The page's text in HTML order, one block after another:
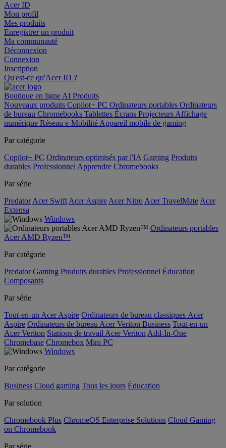
Acer ID
Mon profil
Mes produits
Enregistrer un produit
Ma communauté
Déconnexion
Connexion
Inscription
Qu'est-ce qu'Acer ID ?
Boutique en ligne AI Produits
Nouveaux produits Copilot+ PC Ordinateurs portables Ordinateurs
de bureau Chromebooks Tablettes Écrans Projecteurs Affichage
numérique Réseau e-Mobilité Appareil mobile de gaming
Par catégorie
Copilot+ PC Ordinateurs optimisés par l'IA Gaming Produits
durables Professionnel Apprendre Chromebooks
Par série
Predator Acer Swift Acer Aspire Acer Nitro Acer TravelMate Acer
Extensa
Windows
Ordinateurs portables
Acer AMD Ryzen™
Par catégorie
Predator Gaming Produits durables Professionnel Éducation
Composants
Par série
Tout-en-un Acer Aspire Ordinateurs de bureau classiques Acer
Aspire Ordinateurs de bureau Acer Veriton Business Tout-en-un
Acer Veriton Stations de travail Acer Veriton Add-In-One
Chromebase Chromebox Mini PC
Windows
Par catégorie
Business Cloud gaming Tous les jours Éducation
Par solution
Chromebook Plus ChromeOS Enterprise Solutions Cloud Gaming
on Chromebook
Par série